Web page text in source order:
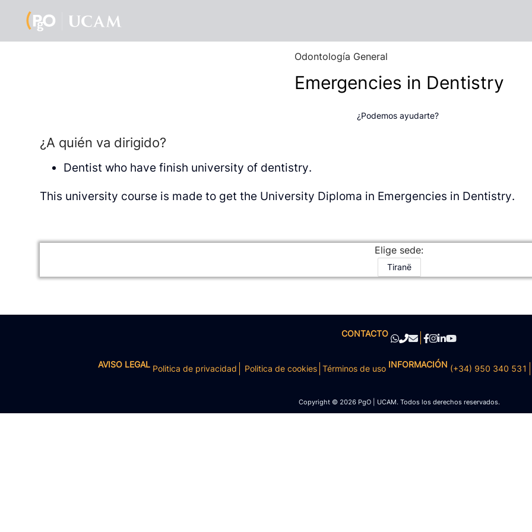
Odontología General
Emergencies in Dentistry
¿Podemos ayudarte?
¿A quién va dirigido?
Dentist who have finish university of dentistry.
This university course is made to get the University Diploma in Emergencies in Dentistry.
Elige sede:
Tiranë
CONTACTO
AVISO LEGALPolitica de privacidad Politica de cookies Términos de uso INFORMACIÓN (+34) 950 340 531
Copyright © 2026 PgO | UCAM. Todos los derechos reservados.